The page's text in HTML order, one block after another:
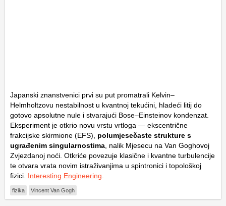
Japanski znanstvenici prvi su put promatrali Kelvin–
Helmholtzovu nestabilnost u kvantnoj tekućini, hladeći litij do
gotovo apsolutne nule i stvarajući Bose–Einsteinov kondenzat.
Eksperiment je otkrio novu vrstu vrtloga — ekscentrične
frakcijske skirmione (EFS),
polumjesečaste strukture s
ugrađenim singularnostima , nalik Mjesecu na Van Goghovoj
Zvjezdanoj noći. Otkriće povezuje klasične i kvantne turbulencije
te otvara vrata novim istraživanjima u spintronici i topološkoj
fizici. Interesting Engineering
fizika Vincent Van Gogh